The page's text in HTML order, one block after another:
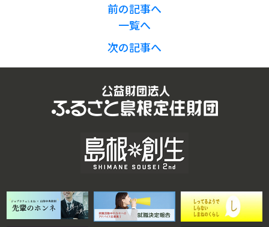
前の記事へ
一覧へ
次の記事へ